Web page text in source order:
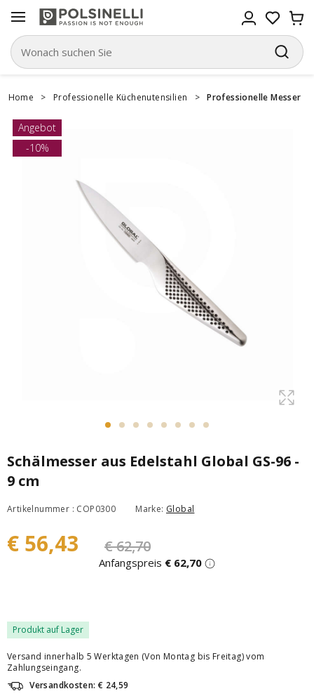
Home > Professionelle Küchenutensilien > Professionelle Messer
Angebot
-10%
Schälmesser aus Edelstahl Global GS-96 -
9 cm
Artikelnummer : COP0300 Marke: Global
€ 56,43 € 62,70
Anfangspreis € 62,70
Produkt auf Lager
Versand innerhalb 5 Werktagen (Von Montag bis Freitag) vom
Zahlungseingang.
Versandkosten: € 24,59